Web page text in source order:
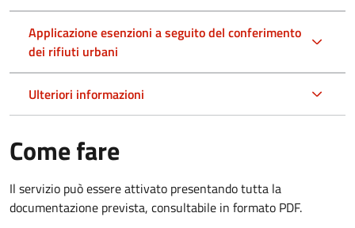
Applicazione esenzioni a seguito del conferimento
dei rifiuti urbani
Ulteriori informazioni
Come fare
Il servizio può essere attivato presentando tutta la
documentazione prevista, consultabile in formato PDF.